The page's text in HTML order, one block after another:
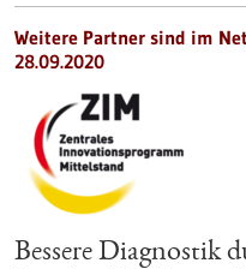
Weitere Partner sind im
28.09.2020
Bessere Diagnostik